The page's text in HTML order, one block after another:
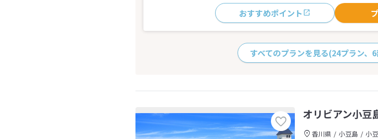
おすすめポイント
すべてのプランを見る(24プラン、
オリビアン小
香川県 小豆島
小